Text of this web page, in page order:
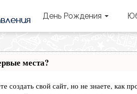
День Рождения
места?
создать свой сайт, но не знаете, как